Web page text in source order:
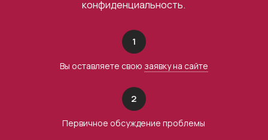
конфиденциальность.
1
Вы оставляете свою заявку на сайте
2
Первичное обсуждение проблемы